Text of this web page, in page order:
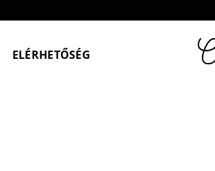
ELÉRHETŐSÉG